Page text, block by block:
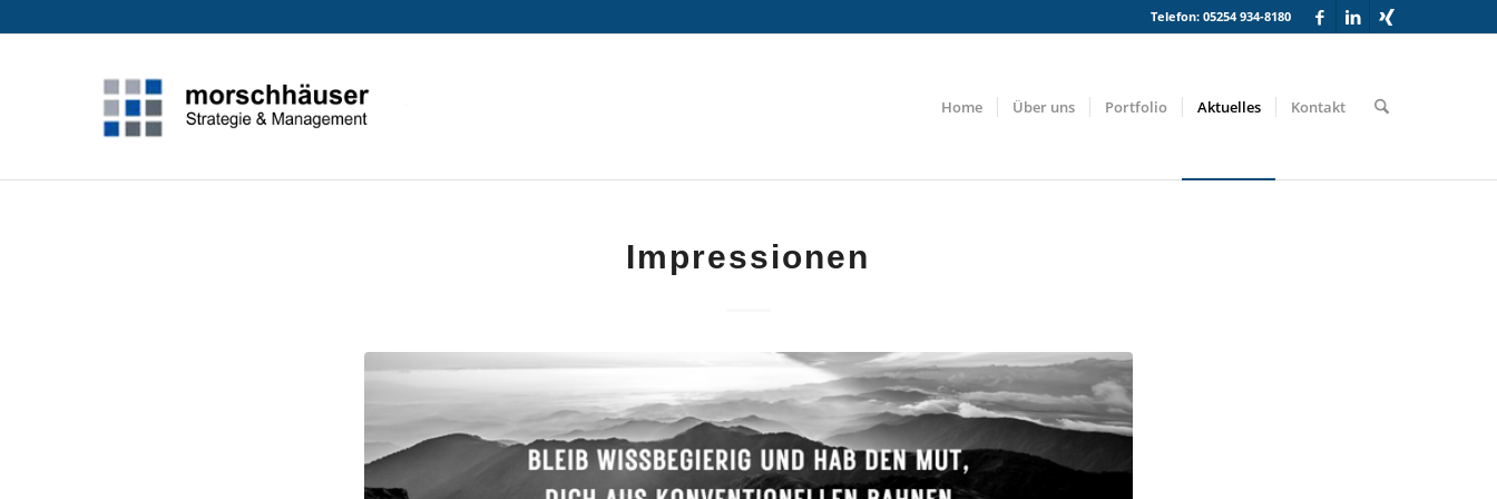
Telefon: 05254 934-8180
Home Über uns Portfolio Aktuelles Kontakt
Impressionen